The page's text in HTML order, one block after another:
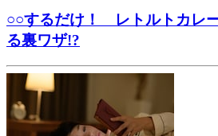
○○するだけ！ レトルトカレ
る裏ワザ!?